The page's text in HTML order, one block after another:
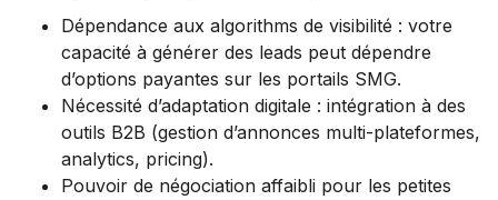
Dépendance aux algorithms de visibilité : votre
capacité à générer des leads peut dépendre
d’options payantes sur les portails SMG.
Nécessité d’adaptation digitale : intégration à des
outils B2B (gestion d’annonces multi-plateformes,
analytics, pricing).
Pouvoir de négociation affaibli pour les petites